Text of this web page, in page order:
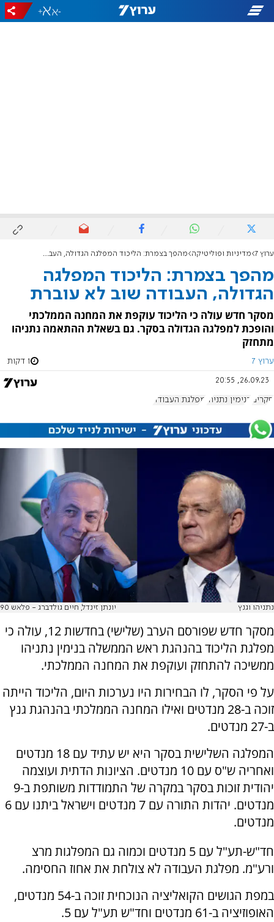
-
+
ערוץ 7 מדיניות ופוליטיקה מהפך בצמרת: הליכוד המפלגה הגדולה, העבודה שוב לא עוברת
מהפך בצמרת: הליכוד המפלגה
הגדולה, העבודה שוב לא עוברת
מסקר חדש עולה כי הליכוד עוקפת את המחנה הממלכתי
והופכת למפלגה הגדולה בסקר. גם בשאלת ההתאמה נתניהו
מתחזק
ערוץ 7 1 דקות
26.09.23, 20:55
סקרים בנימין נתניהו מפלגת העבודה
נתניהו וגנץ יונתן זינדל, חיים גולדברג - פלאש 90
מסקר חדש שפורסם הערב (שלישי) בחדשות 12, עולה כי
מפלגת הליכוד בהנהגת ראש הממשלה בנימין נתניהו
ממשיכה להתחזק ועוקפת את המחנה הממלכתי.
על פי הסקר, לו הבחירות היו נערכות היום, הליכוד הייתה
זוכה ב-28 מנדטים ואילו המחנה הממלכתי בהנהגת גנץ
ב-27 מנדטים.
המפלגה השלישית בסקר היא יש עתיד עם 18 מנדטים
ואחריה ש"ס עם 10 מנדטים. הציונות הדתית ועוצמה
יהודית זוכות בסקר במקרה של התמודדות משותפת ב-9
מנדטים. יהדות התורה עם 7 מנדטים וישראל ביתנו עם 6
מנדטים.
חד"ש-תע"ל עם 5 מנדטים וכמוה גם המפלגות מרצ
ורע"מ. מפלגת העבודה לא צולחת את אחוז החסימה.
במפת הגושים הקואליציה הנוכחית זוכה ב-54 מנדטים,
האופוזיציה ב-61 מנדטים וחד"ש תע"ל עם 5.